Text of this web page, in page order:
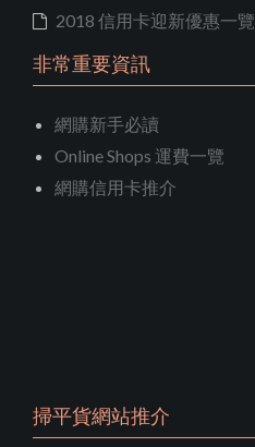
2018 信用卡迎新優惠一覽
非常重要資訊
網購新手必讀
Online Shops 運費一覽
網購信用卡推介
掃平貨網站推介